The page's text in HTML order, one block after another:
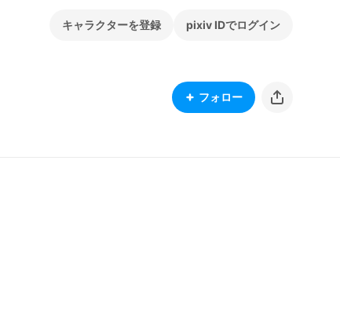
キャラクターを登録 pixiv IDでログイン
フォロー